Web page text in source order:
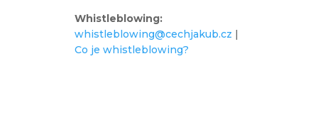
Whistleblowing:
whistleblowing@cechjakub.cz |
Co je whistleblowing?